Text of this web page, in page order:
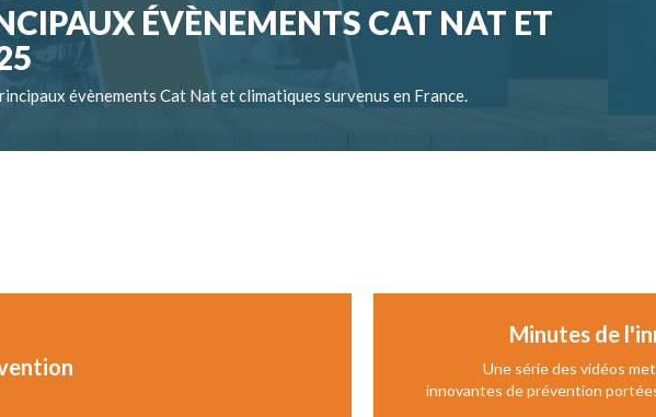
ÉVÈNEMENTS CAT NAT ET
évènements Cat Nat et climatiques survenus en France.
Minutes de
Une série des vidéos
innovantes de prévention